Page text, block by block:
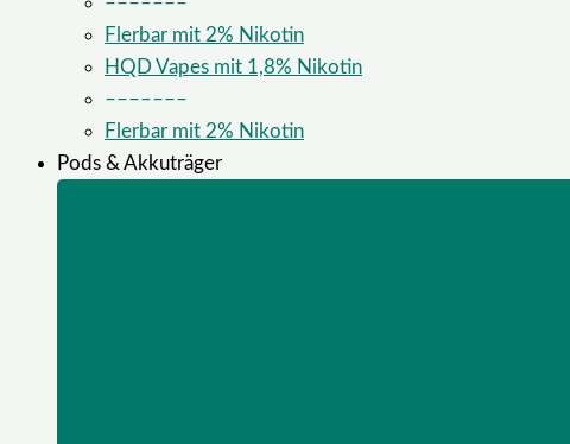
Flerbar mit 2% Nikotin
HQD Vapes mit 1,8% Nikotin
–––––––
Flerbar mit 2% Nikotin
Pods & Akkuträger